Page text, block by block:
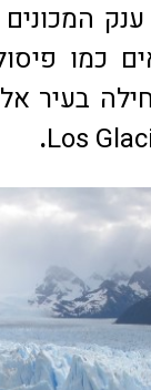
כמו
בעיר
.